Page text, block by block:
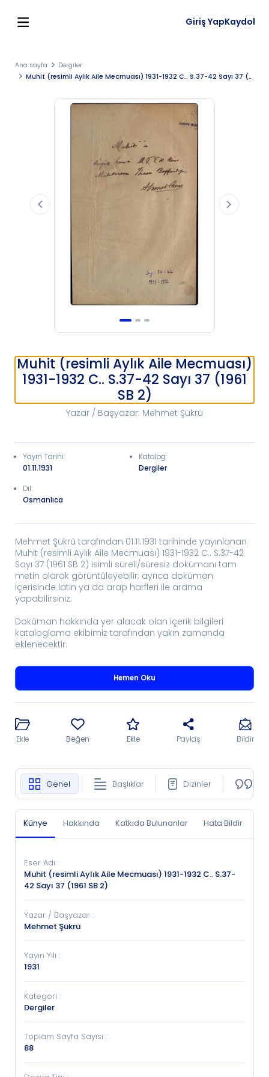
Giriş YapKaydol
Ana sayfa
Dergiler
Muhit (resimli Aylık Aile Mecmuası) 1931-1932 C.. S.37-42 Sayı 37 (1961 SB 2)
Muhit (resimli Aylık Aile Mecmuası)
1931-1932 C.. S.37-42 Sayı 37 (1961
SB 2)
Yazar / Başyazar: Mehmet Şükrü
Yayın Tarihi:
01.11.1931
Katalog:
Dergiler
Dil:
Osmanlıca
Mehmet Şükrü tarafından 01.11.1931 tarihinde yayınlanan
Muhit (resimli Aylık Aile Mecmuası) 1931-1932 C.. S.37-42
Sayı 37 (1961 SB 2) isimli süreli/süresiz dokümanı tam
metin olarak görüntüleyebilir; ayrıca doküman
içerisinde latin ya da arap harfleri ile arama
yapabilirsiniz.
Doküman hakkında yer alacak olan içerik bilgileri
kataloglama ekibimiz tarafından yakın zamanda
eklenecektir.
Hemen Oku
Ekle Beğen Ekle Paylaş Bildir
Genel Başlıklar Dizinler
Künye Hakkında Katkıda Bulunanlar Hata Bildir
Eser Adı :
Muhit (resimli Aylık Aile Mecmuası) 1931-1932 C.. S.37-
42 Sayı 37 (1961 SB 2)
Yazar / Başyazar :
Mehmet Şükrü
Yayın Yılı :
1931
Kategori :
Dergiler
Toplam Sayfa Sayısı :
88